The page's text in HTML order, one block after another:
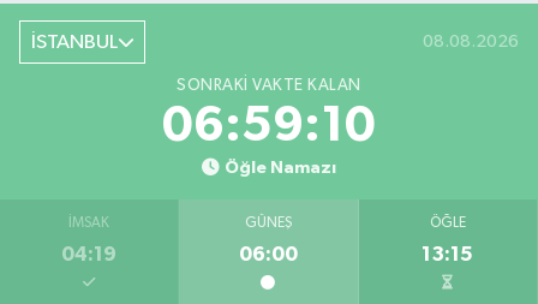
İSTANBUL 08.08.2026
SONRAKI VAKTE KALAN
06:59:10
Öğle Namazı
İMSAK
04:19
GÜNEŞ
06:00
ÖĞLE
13:15